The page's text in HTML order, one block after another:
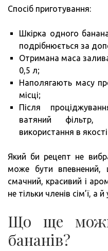
Спосіб приготування:
Шкірка одного
подрібнюється за
Отримана маса
0,5 л;
Наполягають масу
місці;
Після
ватяний фільтр,
використання в якості
Який би рецепт не
може бути впевнений,
смачний, красивий і
не тільки членів сім’ї, а
Що ще
бананів?